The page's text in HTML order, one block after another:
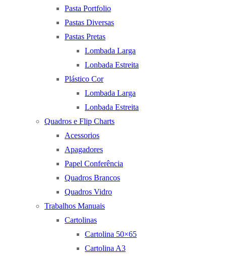
Pasta Portfolio
Pastas Diversas
Pastas Pretas
Lombada Larga
Lonbada Estreita
Plástico Cor
Lombada Larga
Lonbada Estreita
Quadros e Flip Charts
Acessorios
Apagadores
Papel Conferência
Quadros Brancos
Quadros Vidro
Trabalhos Manuais
Cartolinas
Cartolina 50×65
Cartolina A3